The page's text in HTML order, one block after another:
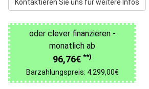
Kontaktieren Sie uns für weitere Infos
oder clever finanzieren -
monatlich ab
96,76€ **)
Barzahlungspreis: 4.299,00€